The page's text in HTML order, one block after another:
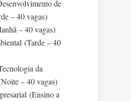
de
– 40 vagas)
– 40 vagas)
(Tarde – 40
da
– 40 vagas)
(Ensino a